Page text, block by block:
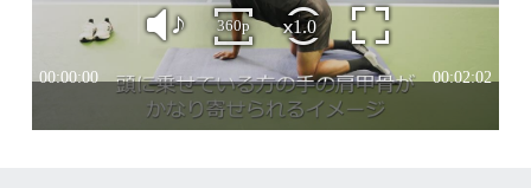
社会貢献活動
歴史